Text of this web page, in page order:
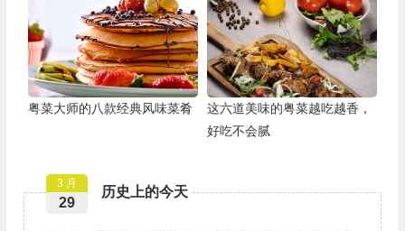
粤菜大师的八款经典风味菜肴
这六道美味的粤菜越吃越香，
好吃不会腻
历史上的今天
3 月
29